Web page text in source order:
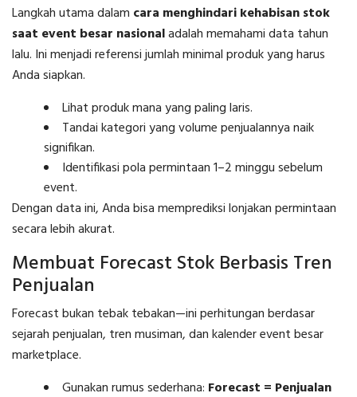
Langkah utama dalam cara menghindari kehabisan stok
saat event besar nasionaladalah memahami data tahun
lalu. Ini menjadi referensi jumlah minimal produk yang harus
Anda siapkan.
Lihat produk mana yang paling laris.
Tandai kategori yang volume penjualannya naik
signifikan.
Identifikasi pola permintaan 1–2 minggu sebelum
event.
Dengan data ini, Anda bisa memprediksi lonjakan permintaan
secara lebih akurat.
Membuat Forecast Stok Berbasis Tren
Penjualan
Forecast bukan tebak tebakan—ini perhitungan berdasar
sejarah penjualan, tren musiman, dan kalender event besar
marketplace.
Gunakan rumus sederhana: Forecast = Penjualan